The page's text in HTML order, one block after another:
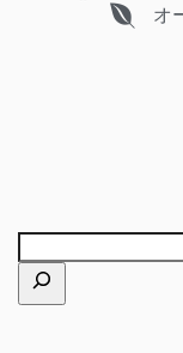
オ